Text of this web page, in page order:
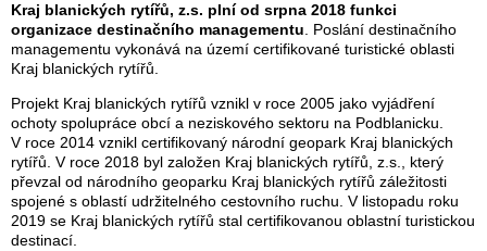
Kraj blanických rytířů, z.s. plní od srpna 2018 funkci
organizace destinačního managementu . Poslání destinačního
managementu vykonává na území certifikované turistické oblasti
Kraj blanických rytířů.
Projekt Kraj blanických rytířů vznikl v roce 2005 jako vyjádření
ochoty spolupráce obcí a neziskového sektoru na Podblanicku.
V roce 2014 vznikl certifikovaný národní geopark Kraj blanických
rytířů. V roce 2018 byl založen Kraj blanických rytířů, z.s., který
převzal od národního geoparku Kraj blanických rytířů záležitosti
spojené s oblastí udržitelného cestovního ruchu. V listopadu roku
2019 se Kraj blanických rytířů stal certifikovanou oblastní turistickou
destinací.